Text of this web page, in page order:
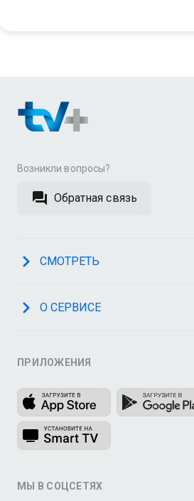
Возникли вопросы?
Обратная связь
СМОТРЕТЬ
О СЕРВИСЕ
ПРИЛОЖЕНИЯ
МЫ В СОЦСЕТЯХ